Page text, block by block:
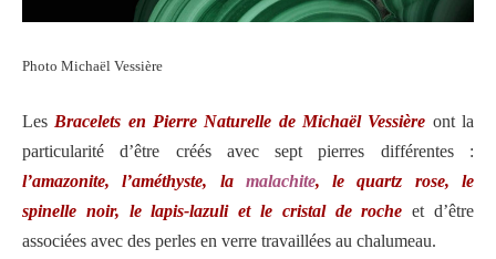
Photo Michaël Vessière
LesBracelets en Pierre Naturelle de Michaël Vessière ont la
particularité d’être créés avec sept pierres différentes :
l’amazonite, l’améthyste, la malachite, le quartz rose, le
spinelle noir, le lapis-lazuli et le cristal de roche et d’être
associées avec des perles en verre travaillées au chalumeau.